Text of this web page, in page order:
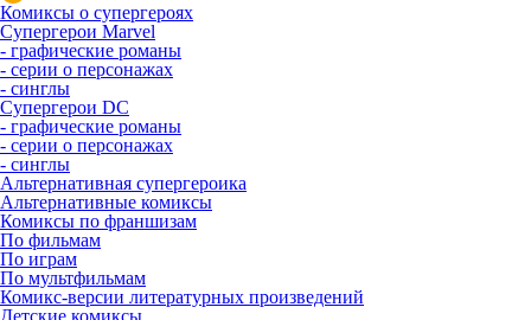
Комиксы о супергероях
Супергерои Marvel
- графические романы
- серии о персонажах
- синглы
Супергерои DC
- графические романы
- серии о персонажах
- синглы
Альтернативная супергероика
Альтернативные комиксы
Комиксы по франшизам
По фильмам
По играм
По мультфильмам
Комикс-версии литературных произведений
Детские комиксы